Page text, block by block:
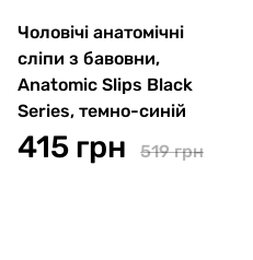
Чоловічі анатомічні
сліпи з бавовни,
Anatomic Slips Black
Series, темно-синій
415 грн 519 грн